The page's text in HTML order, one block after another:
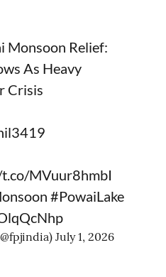
Monsoon Relief:
As Heavy
Crisis
MVuur8hmbI
#PowaiLake
July 1, 2026